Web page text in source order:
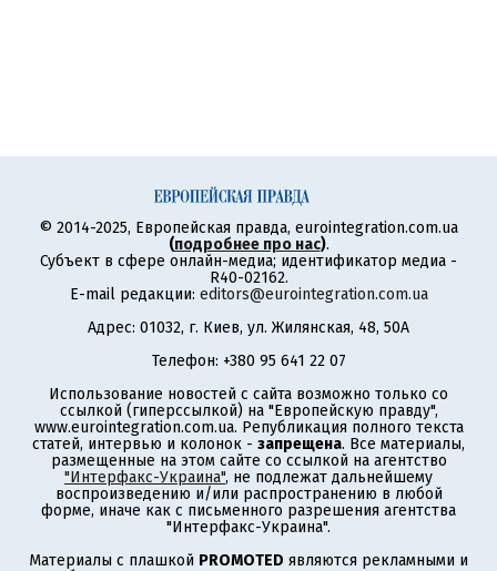
© 2014-2025, Европейская правда, eurointegration.com.ua
(подробнее про нас).
Субъект в сфере онлайн-медиа; идентификатор медиа -
R40-02162.
E-mail редакции: editors@eurointegration.com.ua
Адрес: 01032, г. Киев, ул. Жилянская, 48, 50А
Телефон: +380 95 641 22 07
Использование новостей с сайта возможно только со
ссылкой (гиперссылкой) на "Европейскую правду",
www.eurointegration.com.ua. Републикация полного текста
статей, интервью и колонок - запрещена. Все материалы,
размещенные на этом сайте со ссылкой на агентство
"Интерфакс-Украина", не подлежат дальнейшему
воспроизведению и/или распространению в любой
форме, иначе как с письменного разрешения агентства
"Интерфакс-Украина".
Материалы с плашкой PROMOTED являются рекламными и